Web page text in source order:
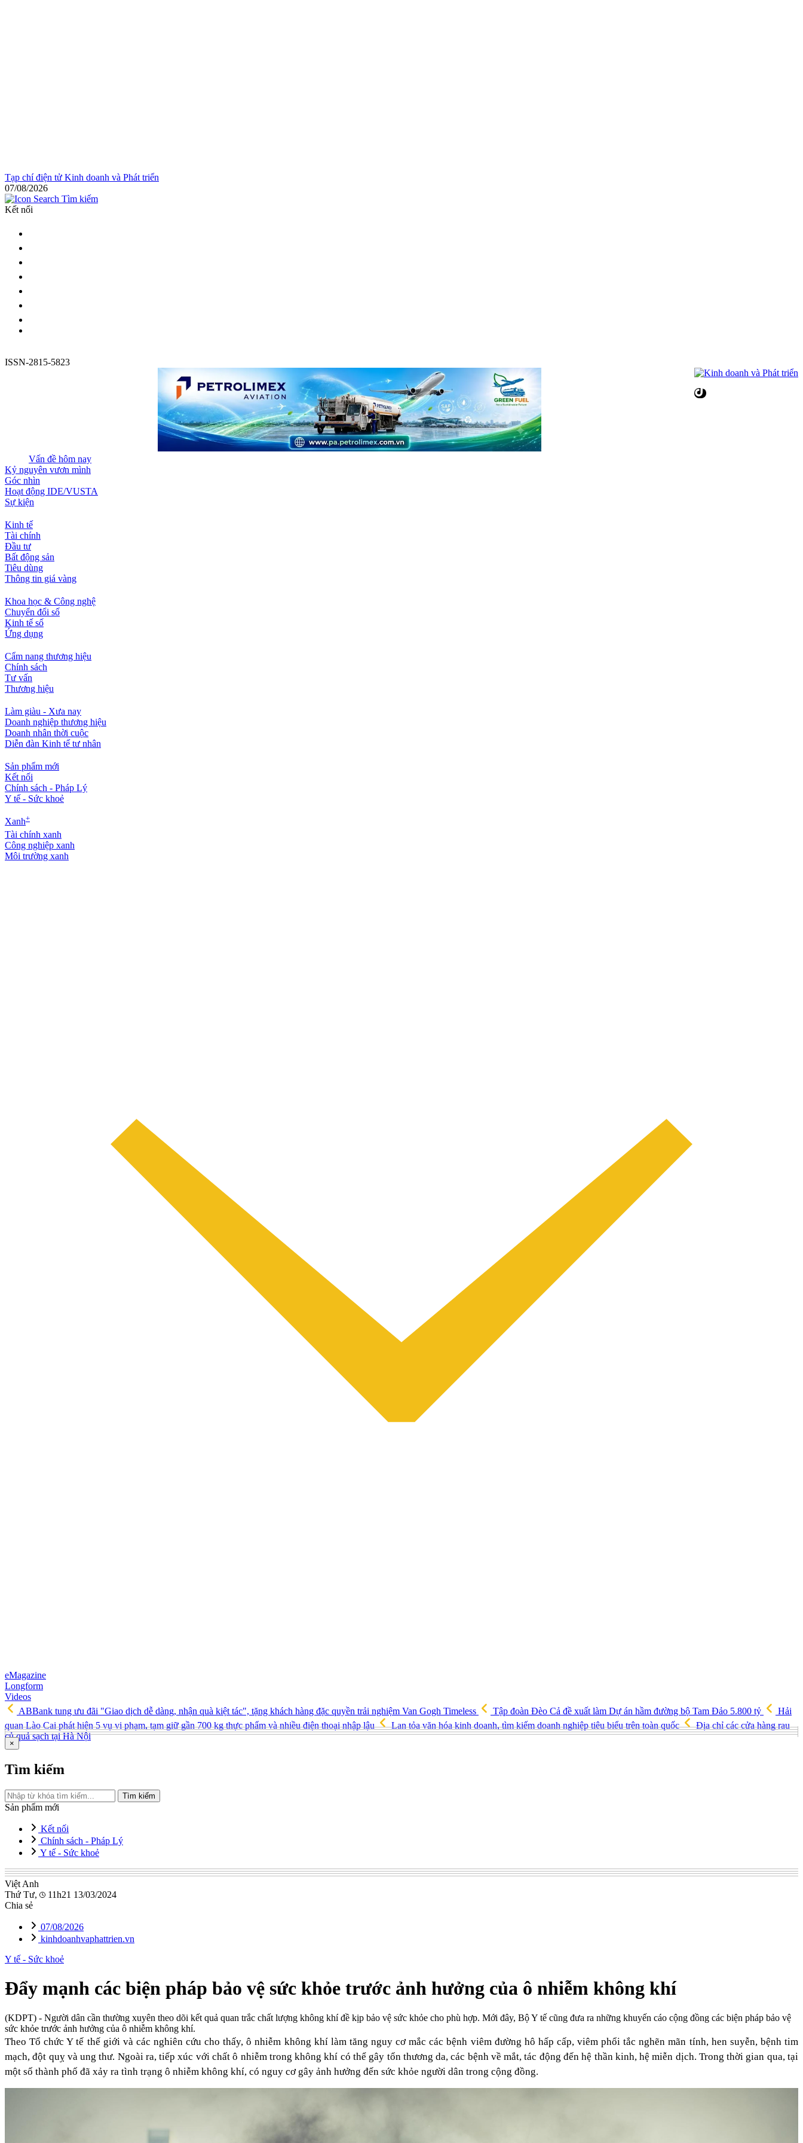
Tạp chí điện tử Kinh doanh và Phát triển
07/08/2026
Tìm kiếm
Kết nối
ISSN-2815-5823
Vấn đề hôm nay
Kỷ nguyên vươn mình
Góc nhìn
Hoạt động IDE/VUSTA
Sự kiện
Kinh tế
Tài chính
Đầu tư
Bất động sản
Tiêu dùng
Thông tin giá vàng
Khoa học & Công nghệ
Chuyển đổi số
Kinh tế số
Ứng dụng
Cẩm nang thương hiệu
Chính sách
Tư vấn
Thương hiệu
Làm giàu - Xưa nay
Doanh nghiệp thương hiệu
Doanh nhân thời cuộc
Diễn đàn Kinh tế tư nhân
Sản phẩm mới
Kết nối
Chính sách - Pháp Lý
Y tế - Sức khoẻ
Xanh+
Tài chính xanh
Công nghiệp xanh
Môi trường xanh
eMagazine
Longform
Videos
ABBank tung ưu đãi "Giao dịch dễ dàng, nhận quà kiệt tác", tặng khách hàng đặc quyền trải nghiệm Van Gogh Timeless
Tập đoàn Đèo Cả đề xuất làm Dự án hầm đường bộ Tam Đảo 5.800 tỷ
Hải
quan Lào Cai phát hiện 5 vụ vi phạm, tạm giữ gần 700 kg thực phẩm và nhiều điện thoại nhập lậu
Lan tỏa văn hóa kinh doanh, tìm kiếm doanh nghiệp tiêu biểu trên toàn quốc
Địa chỉ các cửa hàng rau
củ quả sạch tại Hà Nội
×
Tìm kiếm
Tìm kiếm
Sản phẩm mới
Kết nối
Chính sách - Pháp Lý
Y tế - Sức khoẻ
Việt Anh
Thứ Tư,
11h21 13/03/2024
Chia sẻ
07/08/2026
kinhdoanhvaphattrien.vn
Y tế - Sức khoẻ
Đẩy mạnh các biện pháp bảo vệ sức khỏe trước ảnh hưởng của ô nhiễm không khí
(KDPT) - Người dân cần thường xuyên theo dõi kết quả quan trắc chất lượng không khí đề kịp bảo vệ sức khỏe cho phù hợp. Mới đây, Bộ Y tế cũng đưa ra những khuyến cáo cộng đồng các biện pháp bảo vệ
sức khỏe trước ảnh hưởng của ô nhiễm không khí.
Theo Tổ chức Y tế thế giới và các nghiên cứu cho thấy, ô nhiễm không khí làm tăng nguy cơ mắc các bệnh viêm đường hô hấp cấp, viêm phổi tắc nghẽn mãn tính, hen suyễn, bệnh tim
mạch, đột quỵ và ung thư. Ngoài ra, tiếp xúc với chất ô nhiễm trong không khí có thể gây tổn thương da, các bệnh về mắt, tác động đến hệ thần kinh, hệ miễn dịch. Trong thời gian qua, tại
một số thành phố đã xảy ra tình trạng ô nhiễm không khí, có nguy cơ gây ảnh hưởng đến sức khỏe người dân trong cộng đồng.